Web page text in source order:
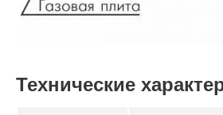
Технические